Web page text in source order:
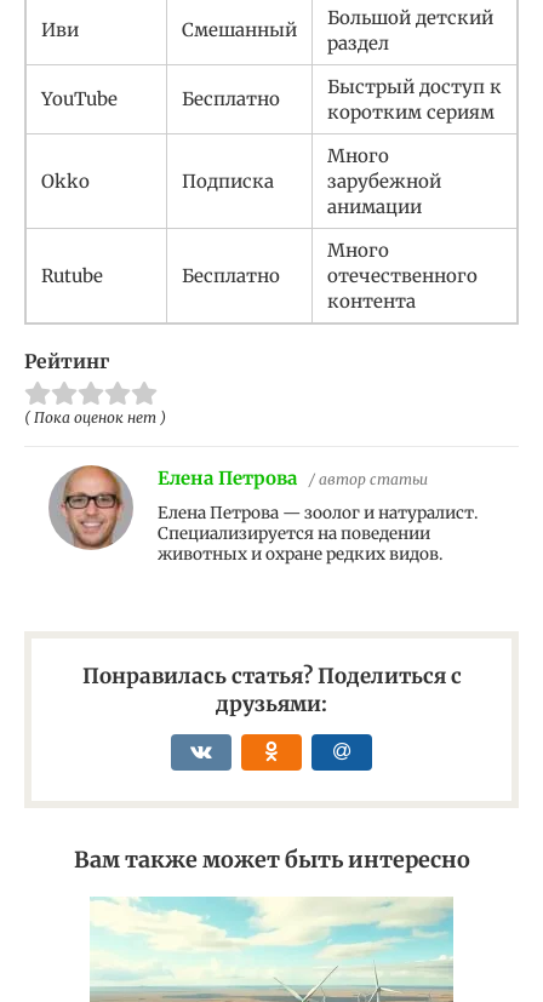
Иви Смешанный
Большой детский
раздел
YouTube Бесплатно
Быстрый доступ к
коротким сериям
Okko Подписка
Много
зарубежной
анимации
Rutube Бесплатно
Много
отечественного
контента
Рейтинг
( Пока оценок нет )
Елена Петрова / автор статьи
Елена Петрова — зоолог и натуралист.
Специализируется на поведении
животных и охране редких видов.
Понравилась статья? Поделиться с
друзьями:
Вам также может быть интересно